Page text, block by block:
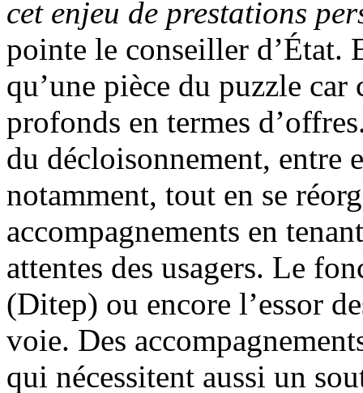
cet enjeu de prestations
pointe le conseiller d’État.
qu’une pièce du puzzle
profonds en termes
du décloisonnement, entre
notamment, tout en se
accompagnements en
attentes des usagers. Le
(Ditep) ou encore l’essor
voie. Des
qui nécessitent aussi un